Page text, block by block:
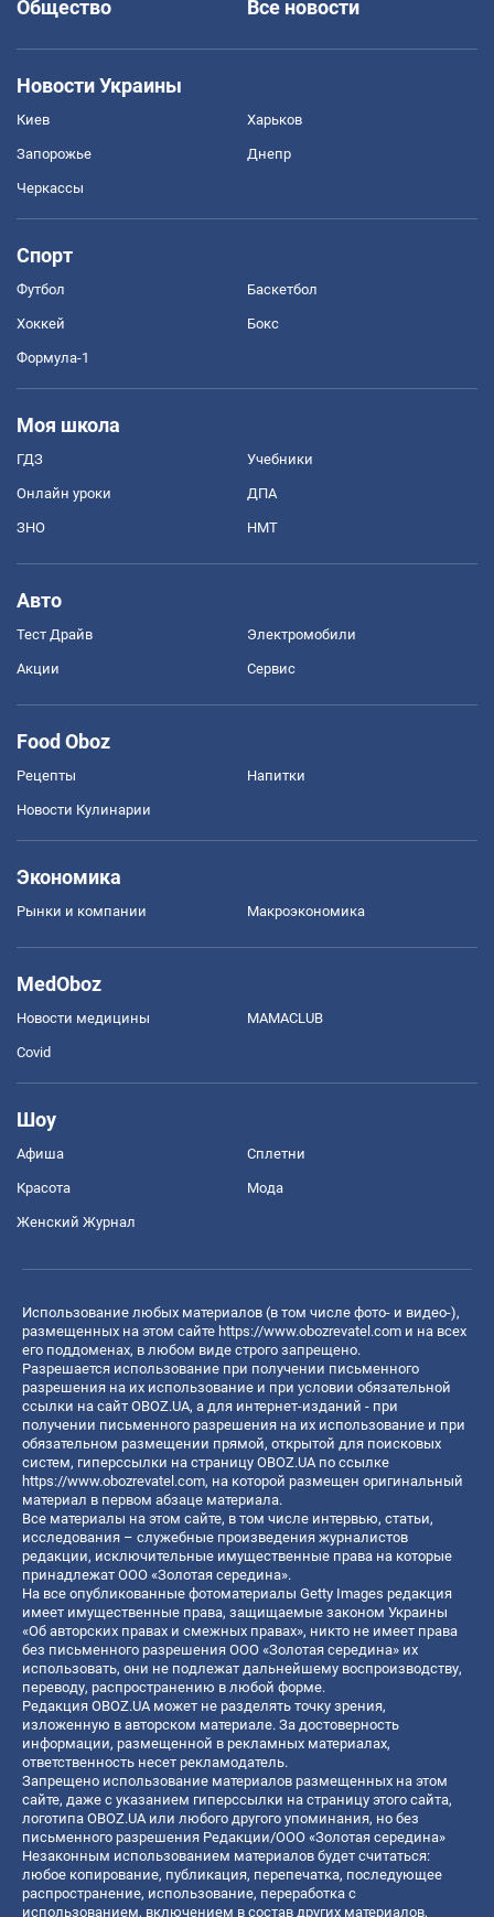
Общество
Все новости
Новости Украины
Киев Харьков
Запорожье Днепр
Черкассы
Спорт
Футбол Баскетбол
Хоккей Бокс
Формула-1
Моя школа
ГДЗ Учебники
Онлайн уроки ДПА
ЗНО НМТ
Авто
Тест Драйв Электромобили
Акции Сервис
Food Oboz
Рецепты Напитки
Новости Кулинарии
Экономика
Рынки и компании Mакроэкономика
MedOboz
Новости медицины MAMACLUB
Covid
Шоу
Афиша Сплетни
Красота Мода
Женский Журнал
Использование любых материалов (в том числе фото- и видео-),
размещенных на этом сайте https://www.obozrevatel.com и на всех
его поддоменах, в любом виде строго запрещено.
Разрешается использование при получении письменного
разрешения на их использование и при условии обязательной
ссылки на сайт OBOZ.UA, а для интернет-изданий - при
получении письменного разрешения на их использование и при
обязательном размещении прямой, открытой для поисковых
систем, гиперссылки на страницу OBOZ.UA по ссылке
https://www.obozrevatel.com, на которой размещен оригинальный
материал в первом абзаце материала.
Все материалы на этом сайте, в том числе интервью, статьи,
исследования – служебные произведения журналистов
редакции, исключительные имущественные права на которые
принадлежат ООО «Золотая середина».
На все опубликованные фотоматериалы Getty Images редакция
имеет имущественные права, защищаемые законом Украины
«Об авторских правах и смежных правах», никто не имеет права
без письменного разрешения ООО «Золотая середина» их
использовать, они не подлежат дальнейшему воспроизводству,
переводу, распространению в любой форме.
Редакция OBOZ.UA может не разделять точку зрения,
изложенную в авторском материале. За достоверность
информации, размещенной в рекламных материалах,
ответственность несет рекламодатель.
Запрещено использование материалов размещенных на этом
сайте, даже с указанием гиперссылки на страницу этого сайта,
логотипа OBOZ.UA или любого другого упоминания, но без
письменного разрешения Редакции/ООО «Золотая середина»
Незаконным использованием материалов будет считаться:
любое копирование, публикация, перепечатка, последующее
распространение, использование, переработка с
использованием, включением в состав других материалов,